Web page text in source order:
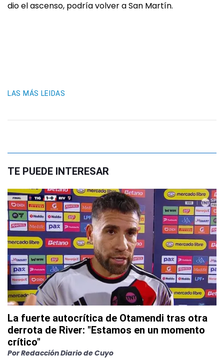
dio el ascenso, podría volver a San Martín.
LAS MÁS LEIDAS
TE PUEDE INTERESAR
La fuerte autocrítica de Otamendi tras otra
derrota de River: "Estamos en un momento
crítico"
PorRedacción Diario de Cuyo